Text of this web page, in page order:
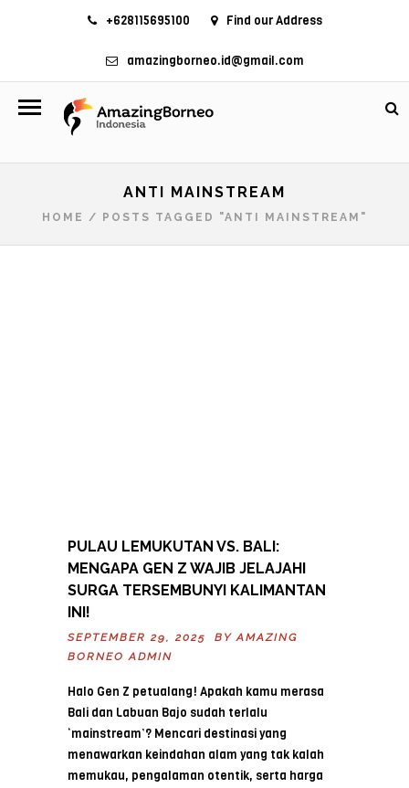
+628115695100 Find our Address
amazingborneo.id@gmail.com
ANTI MAINSTREAM
HOME / POSTS TAGGED "ANTI MAINSTREAM"
PULAU LEMUKUTAN VS. BALI:
MENGAPA GEN Z WAJIB JELAJAHI
SURGA TERSEMBUNYI KALIMANTAN
INI!
SEPTEMBER 29, 2025 BY AMAZING
BORNEO ADMIN
Halo Gen Z petualang! Apakah kamu merasa
Bali dan Labuan Bajo sudah terlalu
‘mainstream’? Mencari destinasi yang
menawarkan keindahan alam yang tak kalah
memukau, pengalaman otentik, serta harga